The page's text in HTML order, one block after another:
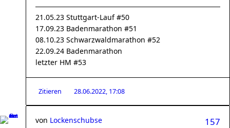
21.05.23 Stuttgart-Lauf #50
17.09.23 Badenmarathon #51
08.10.23 Schwarzwaldmarathon #52
22.09.24 Badenmarathon
letzter HM #53
Zitieren 28.06.2022, 17:08
157
von Lockenschubse